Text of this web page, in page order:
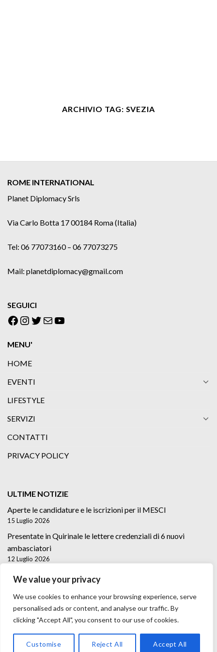
We value your privacy
We use cookies to enhance your browsing experience, serve
personalised ads or content, and analyse our traffic. By
clicking "Accept All", you consent to our use of cookies.
Customise Reject All Accept All
ARCHIVIO TAG: SVEZIA
ROME INTERNATIONAL
Planet Diplomacy Srls
Via Carlo Botta 17 00184 Roma (Italia)
Tel: 06 77073160 – 06 77073275
Mail: planetdiplomacy@gmail.com
SEGUICI
Facebook
Instagram
Twitter
EmailYouTube
MENU'
HOME
EVENTI
LIFESTYLE
SERVIZI
CONTATTI
PRIVACY POLICY
ULTIME NOTIZIE
Aperte le candidature e le iscrizioni per il MESCI
15 Luglio 2026
Presentate in Quirinale le lettere credenziali di 6 nuovi
ambasciatori
12 Luglio 2026
Lettere credenziali di 5 nuovi Ambasciatori